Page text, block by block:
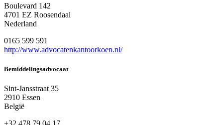
Boulevard 142
4701 EZ Roosendaal
Nederland
0165 599 591
http://www.advocatenkantoorkoen.nl/
Bemiddelingsadvocaat
Sint-Jansstraat 35
2910 Essen
België